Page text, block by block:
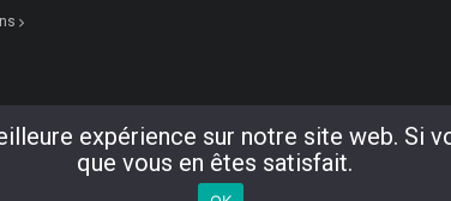
prix :
expérience sur notre site web. Si
que vous en êtes satisfait.